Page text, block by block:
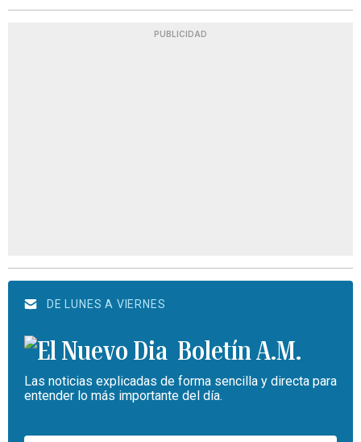
PUBLICIDAD
DE LUNES A VIERNES
Boletín A.M.
Las noticias explicadas de forma sencilla y directa para
entender lo más importante del día.